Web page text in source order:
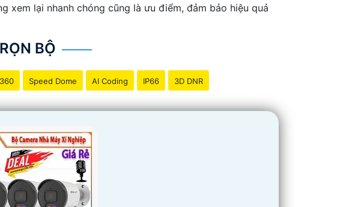
lại nhanh chóng cũng là ưu điểm, đảm bảo hiệu quả
BỘ
Speed Dome AI Coding IP66 3D DNR